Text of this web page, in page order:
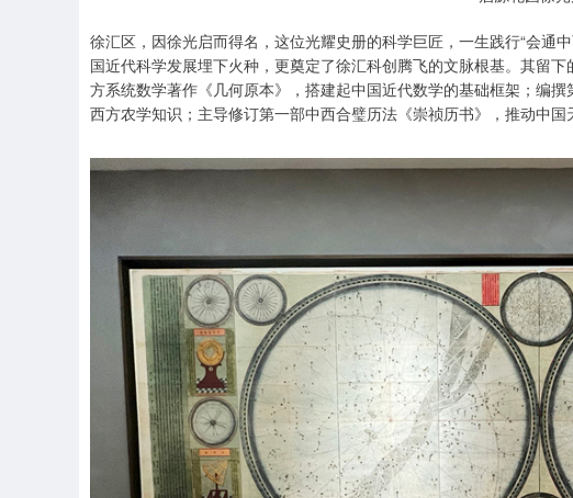
徐汇区，因徐光启而得名，这位光耀史册的科学巨匠，一生践行“会通
国近代科学发展埋下火种，更奠定了徐汇科创腾飞的文脉根基。其留
方系统数学著作《几何原本》，搭建起中国近代数学的基础框架；编
西方农学知识；主导修订第一部中西合璧历法《崇祯历书》，推动中国